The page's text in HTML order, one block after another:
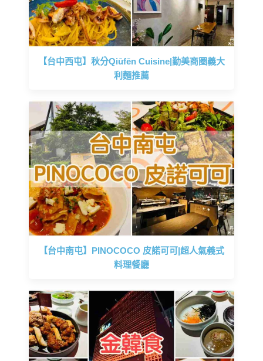
【台中西屯】秋分Qiūfēn Cuisine|勤美商圈義大
利麵推薦
【台中南屯】PINOCOCO 皮諾可可|超人氣義式
料理餐廳